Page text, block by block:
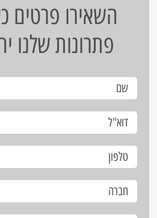
השאירו פרטים
פתרונות שלנו